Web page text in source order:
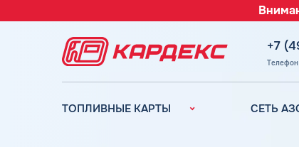
+7
Телефон
ТОПЛИВНЫЕ КАРТЫ СЕТЬ